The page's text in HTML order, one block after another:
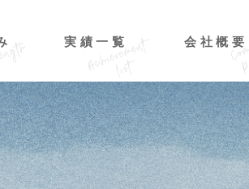
実績一覧 会社概要